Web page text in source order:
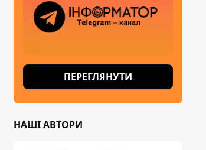
ПЕРЕГЛЯНУТИ
НАШІ АВТОРИ